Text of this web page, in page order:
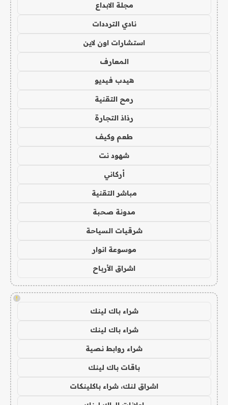
مجلة الابداع
نادي الترددات
استشارات اون لاين
المعارف
هيدب فيديو
رمح التقنية
رذاذ التجارة
طعم وكيف
شهود نت
أركاني
مباشر التقنية
مدونة صحبة
شرقيات السياحة
موسوعة انوار
اشراق الأرباح
!
شراء باك لينك
شراء باك لينك
شراء روابط نصية
باقات باك لينك
اشراق لنك، شراء باكلينكات